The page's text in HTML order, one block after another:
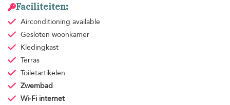
Faciliteiten:
Airconditioning available
Gesloten woonkamer
Kledingkast
Terras
Toiletartikelen
Zwembad
Wi-Fi internet